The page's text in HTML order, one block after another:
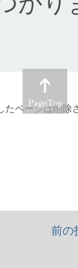
前の